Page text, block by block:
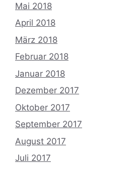
Mai 2018
April 2018
März 2018
Februar 2018
Januar 2018
Dezember 2017
Oktober 2017
September 2017
August 2017
Juli 2017